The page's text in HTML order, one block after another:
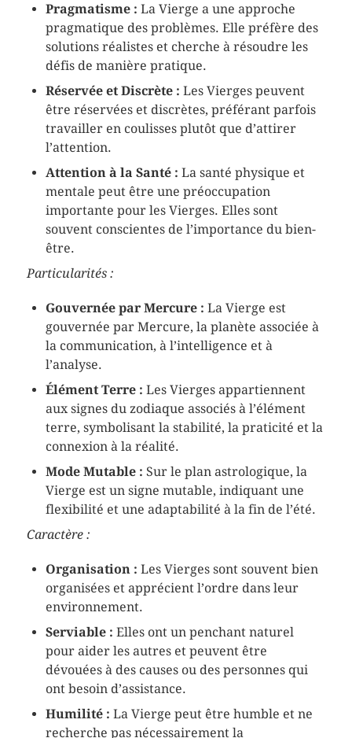
Pragmatisme : La Vierge a une approche
pragmatique des problèmes. Elle préfère des
solutions réalistes et cherche à résoudre les
défis de manière pratique.
Réservée et Discrète : Les Vierges peuvent
être réservées et discrètes, préférant parfois
travailler en coulisses plutôt que d’attirer
l’attention.
Attention à la Santé : La santé physique et
mentale peut être une préoccupation
importante pour les Vierges. Elles sont
souvent conscientes de l’importance du bien-
être.
Particularités :
Gouvernée par Mercure : La Vierge est
gouvernée par Mercure, la planète associée à
la communication, à l’intelligence et à
l’analyse.
Élément Terre : Les Vierges appartiennent
aux signes du zodiaque associés à l’élément
terre, symbolisant la stabilité, la praticité et la
connexion à la réalité.
Mode Mutable : Sur le plan astrologique, la
Vierge est un signe mutable, indiquant une
flexibilité et une adaptabilité à la fin de l’été.
Caractère :
Organisation : Les Vierges sont souvent bien
organisées et apprécient l’ordre dans leur
environnement.
Serviable : Elles ont un penchant naturel
pour aider les autres et peuvent être
dévouées à des causes ou des personnes qui
ont besoin d’assistance.
Humilité : La Vierge peut être humble et ne
recherche pas nécessairement la